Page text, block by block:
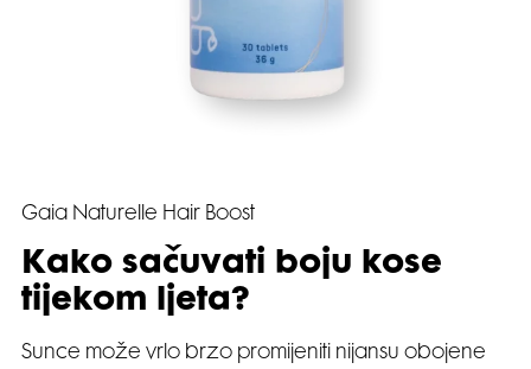
Gaia Naturelle Hair Boost
Kako sačuvati boju kose
tijekom ljeta?
Sunce može vrlo brzo promijeniti nijansu obojene